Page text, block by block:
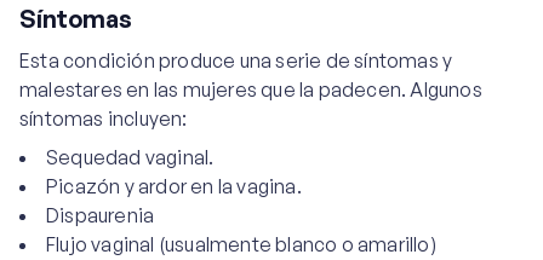
Síntomas
Esta condición produce una serie de síntomas y
malestares en las mujeres que la padecen. Algunos
síntomas incluyen:
Sequedad vaginal.
Picazón y ardor en la vagina.
Dispaurenia
Flujo vaginal (usualmente blanco o amarillo)